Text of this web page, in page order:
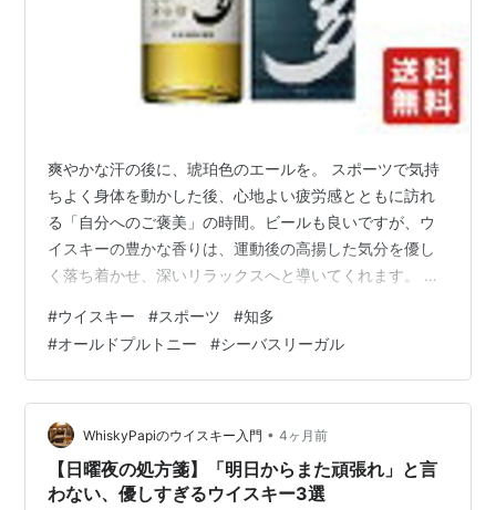
爽やかな汗の後に、琥珀色のエールを。 スポーツで気持
ちよく身体を動かした後、心地よい疲労感とともに訪れ
る「自分へのご褒美」の時間。ビールも良いですが、ウ
イスキーの豊かな香りは、運動後の高揚した気分を優し
く落ち着かせ、深いリラックスへと導いてくれます。 渇
杯」をご紹介します。 1. 【清涼】風のように駆け抜ける
軽やかさ サントリー 知多 「軽やかな風」と称される、
日本生まれのグレーンウイスキーです。 特徴：以前の
「製造工程」でも触れた通り、トウモロコシなどを原料
とするグレーンウイスキーは、モルトに比べて非常にク
リーンで雑味のない味わいです。 おす…
#ウイスキー #スポーツ #知多
#オールドプルトニー #シーバスリーガル
WhiskyPapiのウイスキー入門 • 4ヶ月前
【日曜夜の処方箋】「明日からまた頑張れ」と言
わない、優しすぎるウイスキー3選